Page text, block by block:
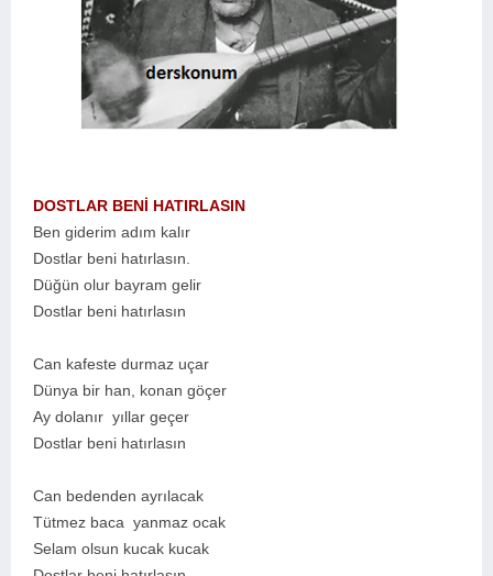
DOSTLAR BENİ HATIRLASIN
Ben giderim adım kalır
Dostlar beni hatırlasın.
Düğün olur bayram gelir
Dostlar beni hatırlasın
Can kafeste durmaz uçar
Dünya bir han, konan göçer
Ay dolanır yıllar geçer
Dostlar beni hatırlasın
Can bedenden ayrılacak
Tütmez baca yanmaz ocak
Selam olsun kucak kucak